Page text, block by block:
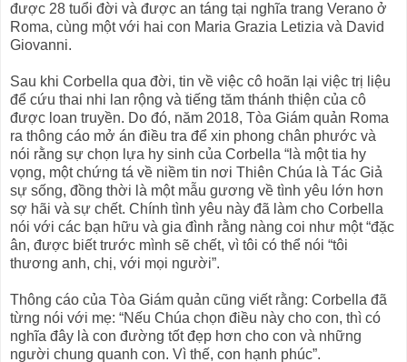
được 28 tuổi đời và được an táng tại nghĩa trang Verano ở
Roma, cùng một với hai con Maria Grazia Letizia và David
Giovanni.
Sau khi Corbella qua đời, tin về việc cô hoãn lại việc trị liệu
để cứu thai nhi lan rộng và tiếng tăm thánh thiện của cô
được loan truyền. Do đó, năm 2018, Tòa Giám quản Roma
ra thông cáo mở án điều tra để xin phong chân phước và
nói rằng sự chọn lựa hy sinh của Corbella “là một tia hy
vọng, một chứng tá về niềm tin nơi Thiên Chúa là Tác Giả
sự sống, đồng thời là một mẫu gương về tình yêu lớn hơn
sợ hãi và sự chết. Chính tình yêu này đã làm cho Corbella
nói với các bạn hữu và gia đình rằng nàng coi như một “đặc
ân, được biết trước mình sẽ chết, vì tôi có thể nói “tôi
thương anh, chị, với mọi người”.
Thông cáo của Tòa Giám quản cũng viết rằng: Corbella đã
từng nói với mẹ: “Nếu Chúa chọn điều này cho con, thì có
nghĩa đây là con đường tốt đẹp hơn cho con và những
người chung quanh con. Vì thế, con hạnh phúc”.